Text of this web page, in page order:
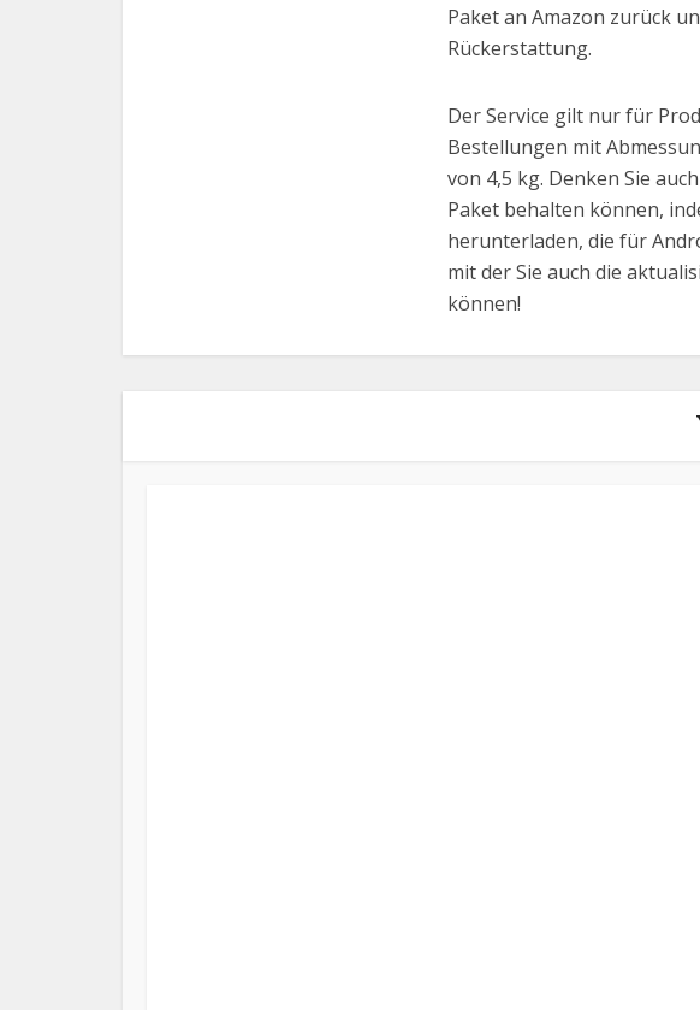
Paket an Amazon zurück
Rückerstattung.
Der Service gilt nur für
Bestellungen mit
von 4,5 kg. Denken Sie
Paket behalten können,
herunterladen, die für
mit der Sie auch die
können!